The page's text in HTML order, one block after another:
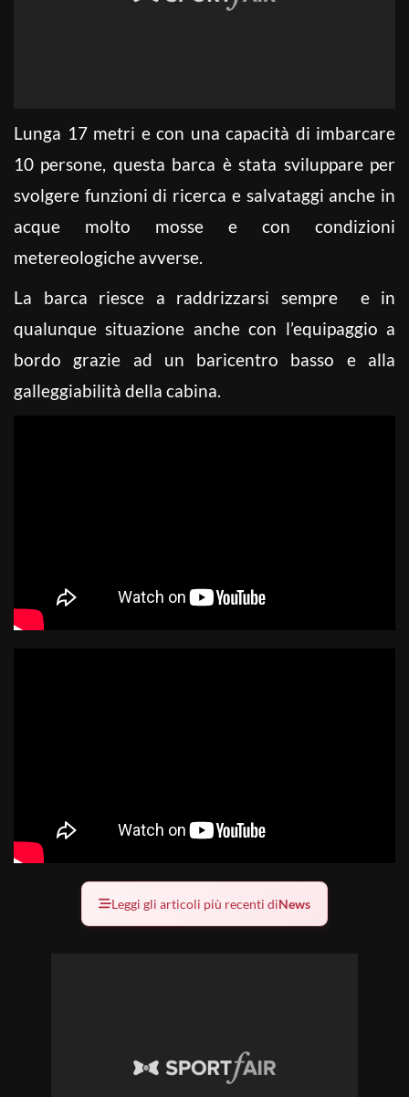
Lunga 17 metri e con una capacità di imbarcare
10 persone, questa barca è stata sviluppare per
svolgere funzioni di ricerca e salvataggi anche in
acque molto mosse e con condizioni
metereologiche avverse.
La barca riesce a raddrizzarsi sempre e in
qualunque situazione anche con l’equipaggio a
bordo grazie ad un baricentro basso e alla
galleggiabilità della cabina.
Leggi gli articoli più recenti diNews